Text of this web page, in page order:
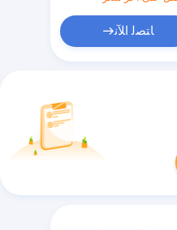
ﺎﺘﺼﻟ ﺍﻶﻧ